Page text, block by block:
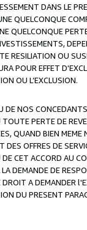
DANS LE
QUELCONQUE
QUELCONQUE
RESILIATION OU
POUR EFFET
OU L’EXCLUSION.
NOS
PERTE DE
QUAND BIEN
OFFRES DE
CET ACCORD AU
DEMANDE DE
A DEMANDER
DU PRESENT